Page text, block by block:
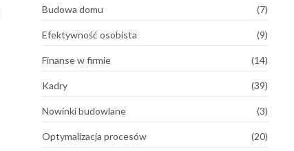
Budowa domu (7)
Efektywność osobista (9)
Finanse w firmie (14)
Kadry (39)
Nowinki budowlane (3)
Optymalizacja procesów (20)